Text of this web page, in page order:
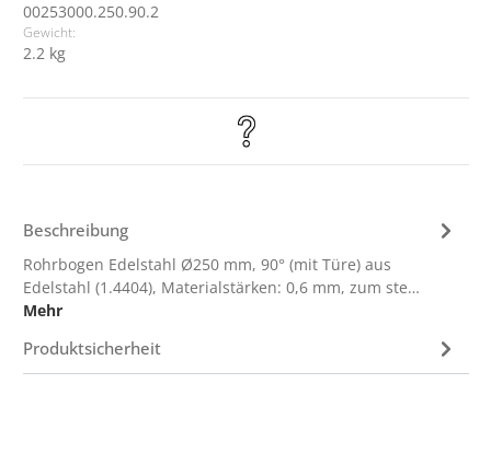
00253000.250.90.2
Gewicht:
2.2 kg
Beschreibung
Rohrbogen Edelstahl Ø250 mm, 90° (mit Türe) aus
Edelstahl (1.4404), Materialstärken: 0,6 mm, zum ste…
Mehr
Produktsicherheit